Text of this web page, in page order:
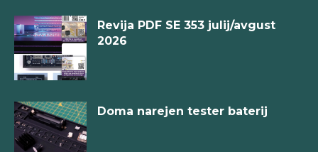
Revija PDF SE 353 julij/avgust
2026
Doma narejen tester baterij